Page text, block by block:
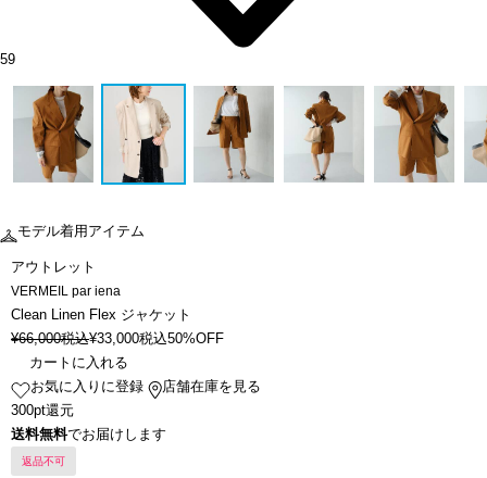
59
モデル着用アイテム
アウトレット
VERMEIL par iena
Clean Linen Flex ジャケット
¥66,000税込¥33,000税込50%OFF
カートに入れる
お気に入りに登録
店舗在庫を見る
300pt還元
送料無料でお届けします
返品不可